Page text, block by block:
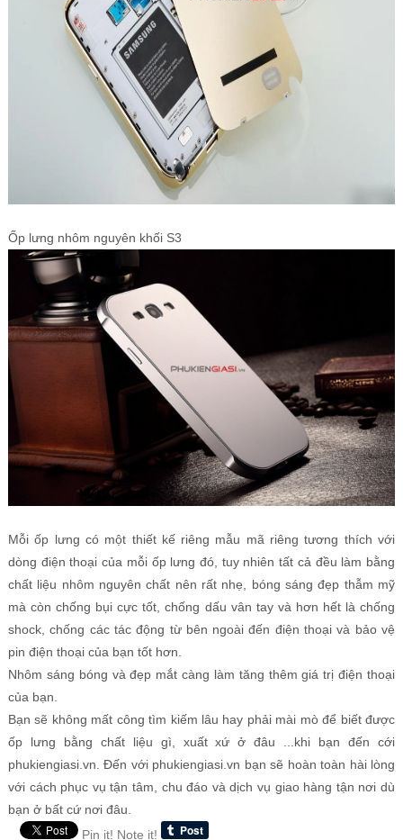
Ốp lưng nhôm nguyên khối S3
Mỗi ốp lưng có một thiết kế riêng mẫu mã riêng tương thích với
dòng điện thoại của mỗi ốp lưng đó, tuy nhiên tất cả đều làm bằng
chất liệu nhôm nguyên chất nên rất nhẹ, bóng sáng đẹp thẫm mỹ
mà còn chống bụi cực tốt, chống dấu vân tay và hơn hết là chống
shock, chống các tác động từ bên ngoài đến điện thoại và bảo vệ
pin điện thoại của bạn tốt hơn.
Nhôm sáng bóng và đẹp mắt càng làm tăng thêm giá trị điện thoại
của bạn.
Bạn sẽ không mất công tìm kiếm lâu hay phải mài mò để biết được
ốp lưng bằng chất liệu gì, xuất xứ ở đâu ...khi bạn đến cới
phukiengiasi.vn. Đến với phukiengiasi.vn bạn sẽ hoàn toàn hài lòng
với cách phục vụ tận tâm, chu đáo và dịch vụ giao hàng tận nơi dù
bạn ở bất cứ nơi đâu.
Pin it! Note it!